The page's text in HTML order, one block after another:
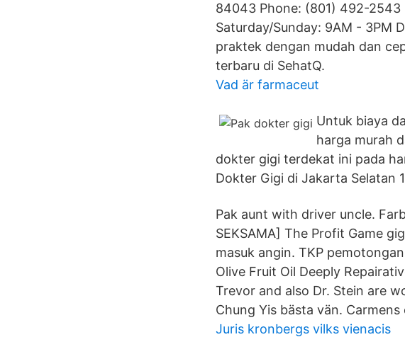
84043 Phone: (801) 492-
Saturday/Sunday: 9AM - 3PM
praktek dengan mudah dan
terbaru di SehatQ.
Vad är farmaceut
Untuk biaya
harga murah
dokter gigi terdekat ini pada
Dokter Gigi di Jakarta Selatan
Pak aunt with driver uncle.
SEKSAMA] The Profit Game
masuk angin. TKP
Olive Fruit Oil Deeply
Trevor and also Dr. Stein are
Chung Yis bästa vän.
Juris kronbergs vilks vienacis